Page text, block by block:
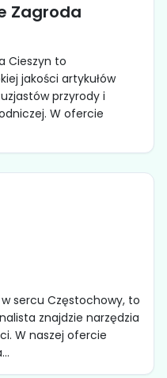
Zagroda
Cieszyn to
jakości artykułów
przyrody i
W ofercie
w sercu Częstochowy, to
znajdzie narzędzia
W naszej ofercie